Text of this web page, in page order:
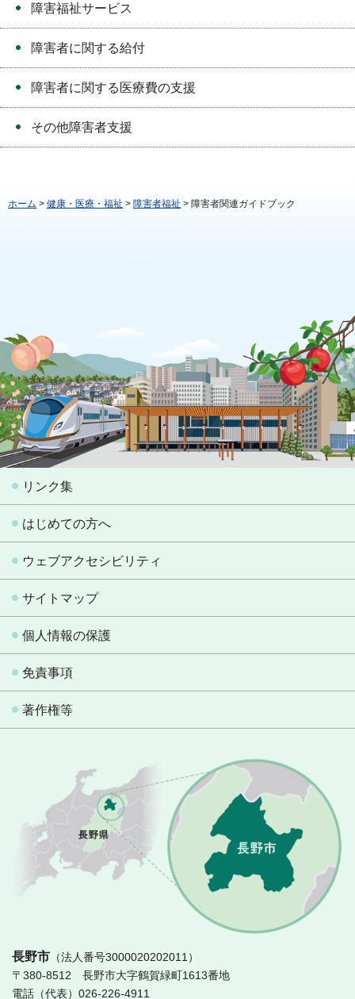
障害福祉サービス
障害者に関する給付
障害者に関する医療費の支援
その他障害者支援
ホーム > 健康・医療・福祉 > 障害者福祉 > 障害者関連ガイドブック
リンク集
はじめての方へ
ウェブアクセシビリティ
サイトマップ
個人情報の保護
免責事項
著作権等
長野市 （法人番号3000020202011）
〒380-8512 長野市大字鶴賀緑町1613番地
電話（代表）026-226-4911